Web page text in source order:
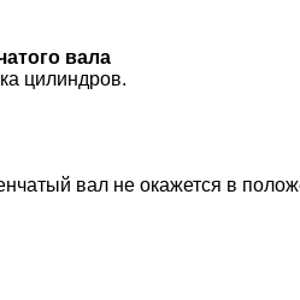
вала
цилиндров.
вал не окажется в